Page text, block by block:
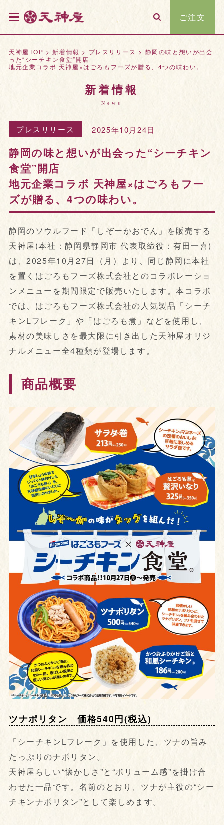
ご注文
天神屋TOP >新着情報 > プレスリリース > 静岡の味と想いが出会
った“シーチキン食堂”開店
地元企業コラボ 天神屋×はごろもフーズが贈る、4つの味わい。
新着情報
News
プレスリリース 2025年10月24日
静岡の味と想いが出会った“シーチキン
食堂”開店
地元企業コラボ 天神屋×はごろもフー
ズが贈る、4つの味わい。
静岡のソウルフード「しぞーかおでん」を販売する
天神屋(本社：静岡県静岡市 代表取締役：有田一喜)
は、2025年10月27日（月）より、同じ静岡に本社
を置くはごろもフーズ株式会社とのコラボレーショ
ンメニューを期間限定で販売いたします。本コラボ
では、はごろもフーズ株式会社の人気製品「シーチ
キンLフレーク」や「はごろも煮」などを使用し、
素材の美味しさを最大限に引き出した天神屋オリジ
ナルメニュー全4種類が登場します。
商品概要
ツナポリタン 価格540円(税込)
「シーチキンLフレーク」を使用した、ツナの旨み
たっぷりのナポリタン。
天神屋らしい“懐かしさ”と“ボリューム感”を掛け合
わせた一品です。名前のとおり、ツナが主役の“シー
チキンナポリタン”として楽しめます。